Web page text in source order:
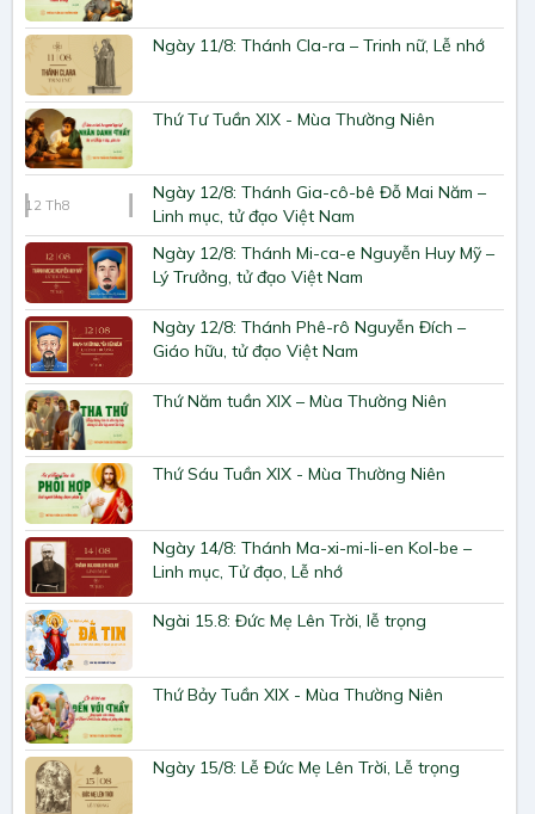
Ngày 11/8: Thánh Cla-ra – Trinh nữ, Lễ nhớ
Thứ Tư Tuần XIX - Mùa Thường Niên
12 Th8
Ngày 12/8: Thánh Gia-cô-bê Đỗ Mai Năm –
Linh mục, tử đạo Việt Nam
Ngày 12/8: Thánh Mi-ca-e Nguyễn Huy Mỹ –
Lý Trưởng, tử đạo Việt Nam
Ngày 12/8: Thánh Phê-rô Nguyễn Đích –
Giáo hữu, tử đạo Việt Nam
Thứ Năm tuần XIX – Mùa Thường Niên
Thứ Sáu Tuần XIX - Mùa Thường Niên
Ngày 14/8: Thánh Ma-xi-mi-li-en Kol-be –
Linh mục, Tử đạo, Lễ nhớ
Ngài 15.8: Đức Mẹ Lên Trời, lễ trọng
Thứ Bảy Tuần XIX - Mùa Thường Niên
Ngày 15/8: Lễ Đức Mẹ Lên Trời, Lễ trọng